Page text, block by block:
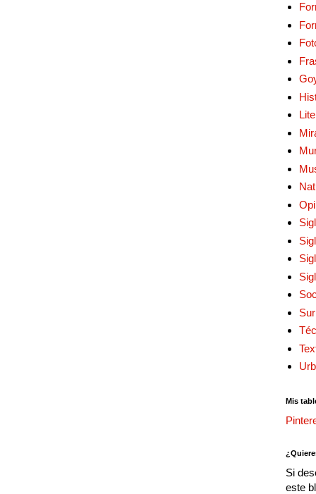
Mis
Si
este